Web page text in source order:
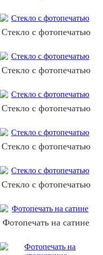
Стекло с фотопечатью
Стекло с фотопечатью
Стекло с фотопечатью
Стекло с фотопечатью
Стекло с фотопечатью
Фотопечать на сатине